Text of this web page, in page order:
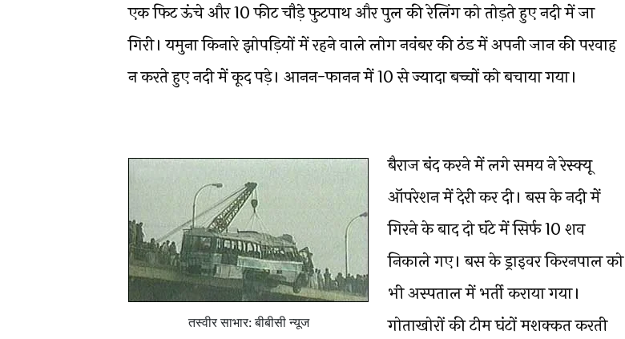
एक फिट ऊंचे और 10 फीट चौड़े फुटपाथ और पुल की रेलिंग को तोड़ते हुए नदी में जा
गिरी। यमुना किनारे झोपड़ियों में रहने वाले लोग नवंबर की ठंड में अपनी जान की परवाह
न करते हुए नदी में कूद पड़े। आनन-फानन में 10 से ज्यादा बच्चों को बचाया गया।
तस्वीर साभार: बीबीसी न्यूज
बैराज बंद करने में लगे समय ने रेस्क्यू
ऑपरेशन में देरी कर दी। बस के नदी में
गिरने के बाद दो घंटे में सिर्फ 10 शव
निकाले गए। बस के ड्राइवर किरनपाल को
भी अस्पताल में भर्ती कराया गया।
गोताखोरों की टीम घंटों मशक्कत करती